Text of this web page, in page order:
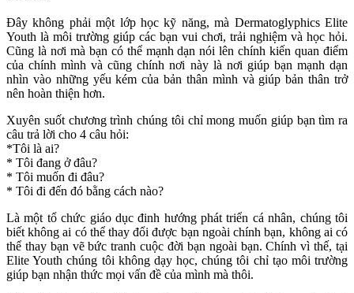
Đây không phải một lớp học kỹ năng, mà Dermatoglyphics Elite
Youth là môi trường giúp các bạn vui chơi, trải nghiệm và học hỏi.
Cũng là nơi mà bạn có thể mạnh dạn nói lên chính kiến quan điểm
của chính mình và cũng chính nơi này là nơi giúp bạn mạnh dạn
nhìn vào những yếu kém của bản thân mình và giúp bản thân trở
nên hoàn thiện hơn.
Xuyên suốt chương trình chúng tôi chỉ mong muốn giúp bạn tìm ra
câu trả lời cho 4 câu hỏi:
*Tôi là ai?
* Tôi đang ở đâu?
* Tôi muốn đi đâu?
* Tôi đi đến đó bằng cách nào?
Là một tổ chức giáo dục đinh hướng phát triển cá nhân, chúng tôi
biết không ai có thể thay đổi được bạn ngoài chính bạn, không ai có
thể thay bạn vẽ bức tranh cuộc đời bạn ngoài bạn. Chính vì thế, tại
Elite Youth chúng tôi không dạy học, chúng tôi chỉ tạo môi trường
giúp bạn nhận thức mọi vấn đề của mình mà thôi.